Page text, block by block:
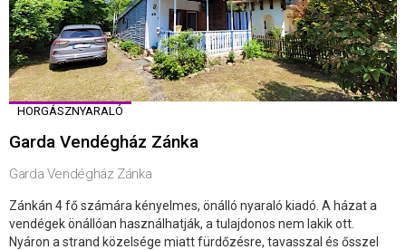
HORGÁSZNYARALÓ
Garda Vendégház Zánka
Garda Vendégház Zánka
Zánkán 4 fő számára kényelmes, önálló nyaraló kiadó. A házat a
vendégek önállóan használhatják, a tulajdonos nem lakik ott.
Nyáron a strand közelsége miatt fürdőzésre, tavasszal és ősszel